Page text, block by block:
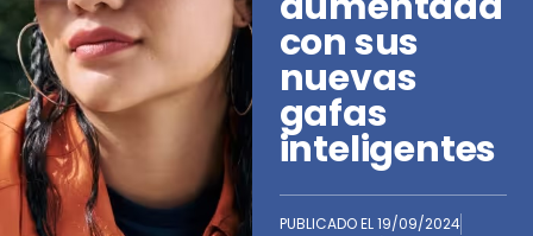
con sus
nuevas
gafas
inteligentes
PUBLICADO EL19/09/2024